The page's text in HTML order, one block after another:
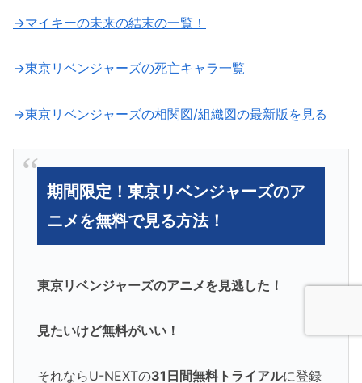
→マイキーの未来の結末の一覧！
→東京リベンジャーズの死亡キャラ一覧
→東京リベンジャーズの相関図/組織図の最新版を見る
期間限定！東京リベンジャーズのア
ニメを無料で見る方法！
東京リベンジャーズのアニメを見逃した！
見たいけど無料がいい！
それならU-NEXTの31日間無料トライアルに登録